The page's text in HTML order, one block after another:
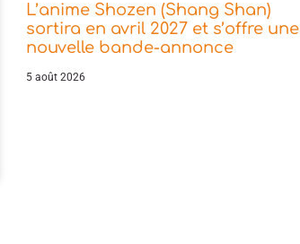
L’anime Shozen (Shang Shan)
sortira en avril 2027 et s’offre une
nouvelle bande-annonce
5 août 2026